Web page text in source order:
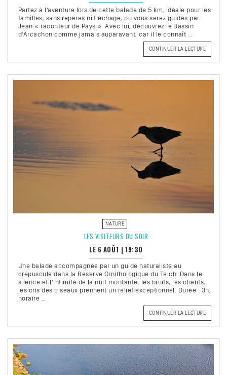
Partez à l’aventure lors de cette balade de 5 km, idéale pour les
familles, sans repères ni fléchage, où vous serez guidés par
Jean « raconteur de Pays ». Avec lui, découvrez le Bassin
d’Arcachon comme jamais auparavant, car il le connaît …
CONTINUER LA LECTUREDE
PAS
LES
NATURE
LES VISITEURS DU SOIR
LE 6 AOÛT |19:30
Une balade accompagnée par un guide naturaliste au
crépuscule dans la Réserve Ornithologique du Teich. Dans le
silence et l’intimité de la nuit montante, les bruits, les chants,
les cris des oiseaux prennent un relief exceptionnel. Durée : 3h,
horaire …
CONTINUER LA LECTUREDE